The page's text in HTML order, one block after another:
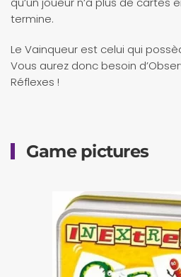
termine.
Le Vainqueur est celui qui
Vous aurez donc besoin
Réflexes !
Game pictures